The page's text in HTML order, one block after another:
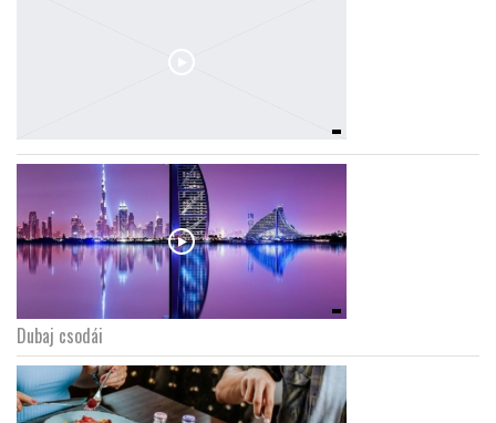
Dubaj csodái